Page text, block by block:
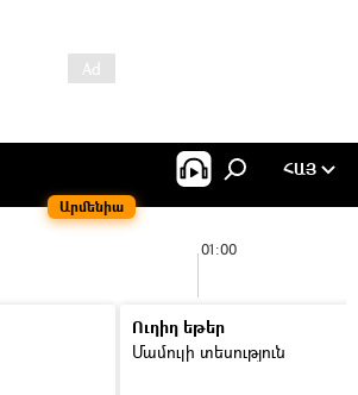
Արմենիա
ՀԱՅ
01:00
Ուղիղ եթեր
Մամուլի տեսություն